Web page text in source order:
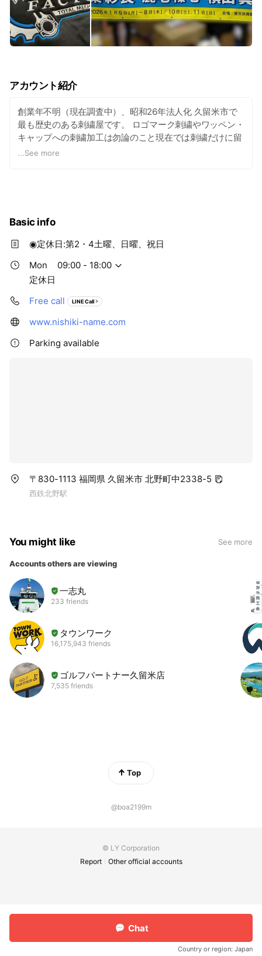
アカウント紹介
創業年不明（現在調査中）、昭和26年法人化 久留米市で
最も歴史のある刺繍屋です。 ロゴマーク刺繍やワッペン・
キャップへの刺繍加工は勿論のこと現在では刺繍だけに留
まらず、オリジナルプリントTシャツ・タオル・名刺の製
...See more
Basic info
◉定休日:第2・4土曜、日曜、祝日
Mon
09:00 - 18:00
定休日
Free call
LINE Call
www.nishiki-name.com
Parking available
〒830-1113 福岡県 久留米市 北野町中2338-5
西鉄北野駅
You might like See more
Accounts others are viewing
一志丸
233 friends
タウンワーク
16,175,943 friends
ゴルフパートナー久留米店
7,535 friends
Top
@boa2199m
© LY Corporation
Report
Other official accounts
Chat
Country or region: Japan